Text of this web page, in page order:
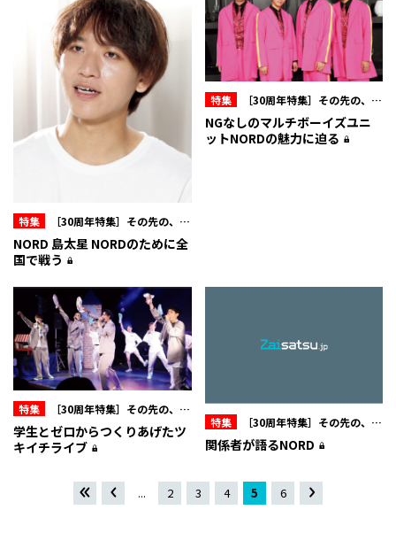
特集
［30周年特集］その先の、オ
フィスキュー
NORD 島太星 NORDのために全
国で戦う
特集
［30周年特集］その先の、オ
フィスキュー
NGなしのマルチボーイズユニ
ットNORDの魅力に迫る
特集
［30周年特集］その先の、オ
フィスキュー
学生とゼロからつくりあげたツ
キイチライブ
特集
［30周年特集］その先の、オ
フィスキュー
関係者が語るNORD
«« ... 2 3 4 5 6 »